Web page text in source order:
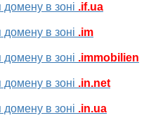
в зоні .if.ua
в зоні .im
в зоні .immobilien
в зоні .in.net
в зоні .in.ua